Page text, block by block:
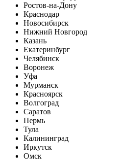
Ростов-на-Дону
Краснодар
Новосибирск
Нижний Новгород
Казань
Екатеринбург
Челябинск
Воронеж
Уфа
Мурманск
Красноярск
Волгоград
Саратов
Пермь
Тула
Калининград
Иркутск
Омск